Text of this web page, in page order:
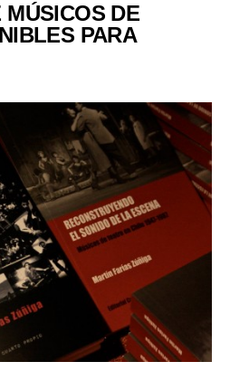
DE
PARA